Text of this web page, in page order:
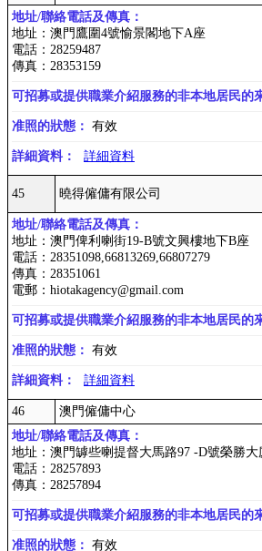
地址/聯絡電話及傳真：
地址：澳門鷹圍4號愉景閣地下A座
電話：28259487
傳真：28353159
可招募或提供職業介紹服務的非本地居民的
准照的狀態： 有效
詳細資料： 詳細資料
45 曉得僱傭有限公司
地址/聯絡電話及傳真：
地址：澳門俾利喇街19-B號文興樓地下B座
電話：28351098,66813269,66807279
傳真：28351061
電郵：hiotakagency@gmail.com
可招募或提供職業介紹服務的非本地居民的
准照的狀態： 有效
詳細資料： 詳細資料
46 澳門僱傭中心
地址/聯絡電話及傳真：
地址：澳門罅些喇提督大馬路97 -D號榮勝
電話：28257893
傳真：28257894
可招募或提供職業介紹服務的非本地居民的
准照的狀態： 有效